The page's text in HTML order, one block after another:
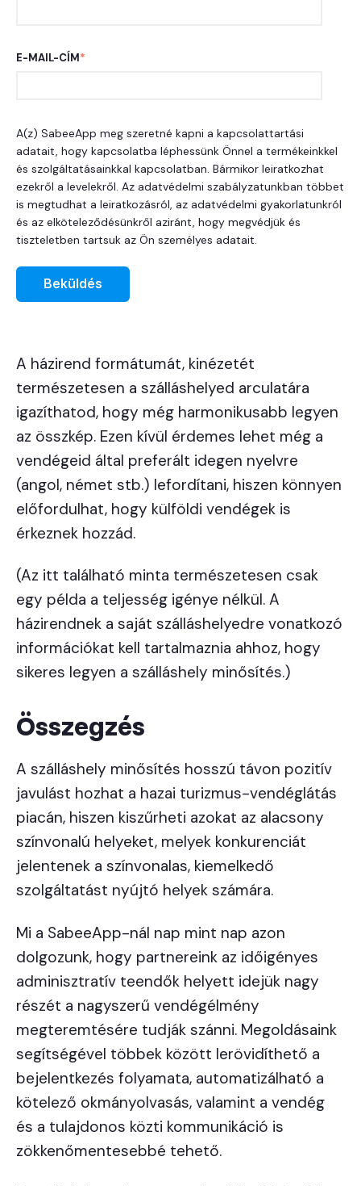
E-MAIL-CÍM*
A(z) SabeeApp meg szeretné kapni a kapcsolattartási
adatait, hogy kapcsolatba léphessünk Önnel a termékeinkkel
és szolgáltatásainkkal kapcsolatban. Bármikor leiratkozhat
ezekről a levelekről. Az adatvédelmi szabályzatunkban többet
is megtudhat a leiratkozásról, az adatvédelmi gyakorlatunkról
és az elköteleződésünkről aziránt, hogy megvédjük és
tiszteletben tartsuk az Ön személyes adatait.
A házirend formátumát, kinézetét
természetesen a szálláshelyed arculatára
igazíthatod, hogy még harmonikusabb legyen
az összkép. Ezen kívül érdemes lehet még a
vendégeid által preferált idegen nyelvre
(angol, német stb.) lefordítani, hiszen könnyen
előfordulhat, hogy külföldi vendégek is
érkeznek hozzád.
(Az itt található minta természetesen csak
egy példa a teljesség igénye nélkül. A
házirendnek a saját szálláshelyedre vonatkozó
információkat kell tartalmaznia ahhoz, hogy
sikeres legyen a szálláshely minősítés.)
Összegzés
A szálláshely minősítés hosszú távon pozitív
javulást hozhat a hazai turizmus-vendéglátás
piacán, hiszen kiszűrheti azokat az alacsony
színvonalú helyeket, melyek konkurenciát
jelentenek a színvonalas, kiemelkedő
szolgáltatást nyújtó helyek számára.
Mi a SabeeApp-nál nap mint nap azon
dolgozunk, hogy partnereink az időigényes
adminisztratív teendők helyett idejük nagy
részét a nagyszerű vendégélmény
megteremtésére tudják szánni. Megoldásaink
segítségével többek között lerövidíthető a
bejelentkezés folyamata, automatizálható a
kötelező okmányolvasás, valamint a vendég
és a tulajdonos közti kommunikáció is
zökkenőmentesebbé tehető.